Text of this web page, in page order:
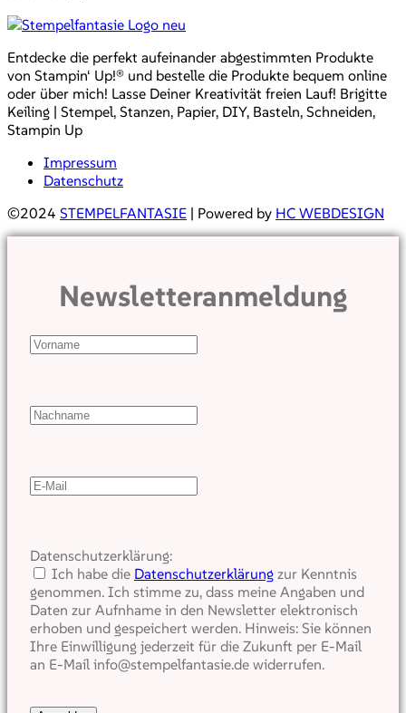
Entdecke die perfekt aufeinander abgestimmten Produkte
von Stampin‘ Up!® und bestelle die Produkte bequem online
oder über mich! Lasse Deiner Kreativität freien Lauf! Brigitte
Keiling | Stempel, Stanzen, Papier, DIY, Basteln, Schneiden,
Stampin Up
Impressum
Datenschutz
©2024 STEMPELFANTASIE | Powered by HC WEBDESIGN
Newsletteranmeldung
Datenschutzerklärung:
Ich habe die Datenschutzerklärung zur Kenntnis
genommen. Ich stimme zu, dass meine Angaben und
Daten zur Aufnhame in den Newsletter elektronisch
erhoben und gespeichert werden. Hinweis: Sie können
Ihre Einwilligung jederzeit für die Zukunft per E-Mail
an E-Mail info@stempelfantasie.de widerrufen.